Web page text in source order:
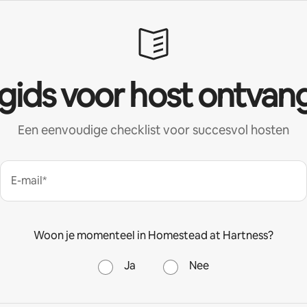
voor host
Een eenvoudige checklist voor succesvol hosten
E-mail*
Woon je momenteel in Homestead at Hartness?
Ja Nee